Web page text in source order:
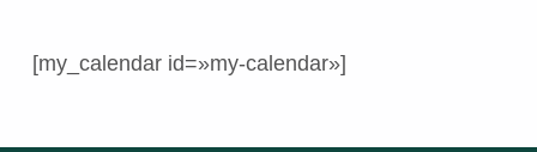
[my_calendar id=»my-calendar»]